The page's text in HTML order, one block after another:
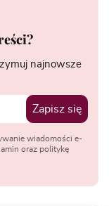
najnowsze
Zapisz się
wiadomości e-
oraz politykę